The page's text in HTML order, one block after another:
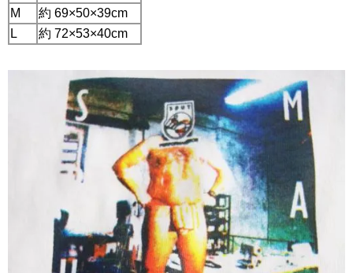
M
約 69×50×39cm
L
約 72×53×40cm